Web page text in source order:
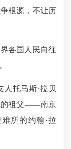
根源，不让历
各国人民向往
托马斯·拉贝
的祖父——南京
所的约翰·拉